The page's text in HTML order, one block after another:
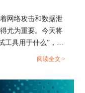
应用程序】，
网络攻击和数据泄
尤为重要。今天将
工具用于什么”，从
是否适用于
阅读全文 >